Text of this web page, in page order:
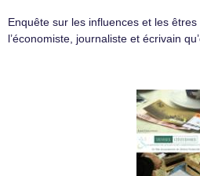
Enquête sur les influences et les
l’économiste, journaliste et écrivain